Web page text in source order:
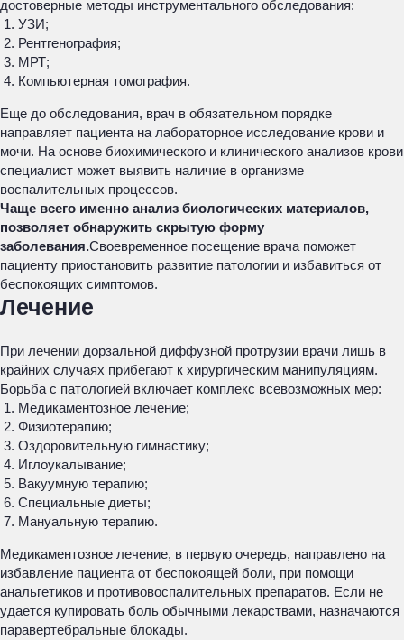
достоверные методы инструментального обследования:
УЗИ;
Рентгенография;
МРТ;
Компьютерная томография.
Еще до обследования, врач в обязательном порядке
направляет пациента на лабораторное исследование крови и
мочи. На основе биохимического и клинического анализов крови
специалист может выявить наличие в организме
воспалительных процессов.
Чаще всего именно анализ биологических материалов,
позволяет обнаружить скрытую форму
заболевания.Своевременное посещение врача поможет
пациенту приостановить развитие патологии и избавиться от
беспокоящих симптомов.
Лечение
При лечении дорзальной диффузной протрузии врачи лишь в
крайних случаях прибегают к хирургическим манипуляциям.
Борьба с патологией включает комплекс всевозможных мер:
Медикаментозное лечение;
Физиотерапию;
Оздоровительную гимнастику;
Иглоукалывание;
Вакуумную терапию;
Специальные диеты;
Мануальную терапию.
Медикаментозное лечение, в первую очередь, направлено на
избавление пациента от беспокоящей боли, при помощи
анальгетиков и противовоспалительных препаратов. Если не
удается купировать боль обычными лекарствами, назначаются
паравертебральные блокады.